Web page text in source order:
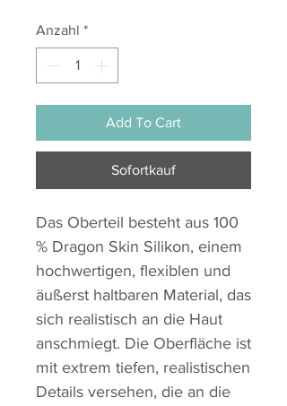
Anzahl *
Add To Cart
Sofortkauf
Das Oberteil besteht aus 100
% Dragon Skin Silikon, einem
hochwertigen, flexiblen und
äußerst haltbaren Material, das
sich realistisch an die Haut
anschmiegt. Die Oberfläche ist
mit extrem tiefen, realistischen
Details versehen, die an die